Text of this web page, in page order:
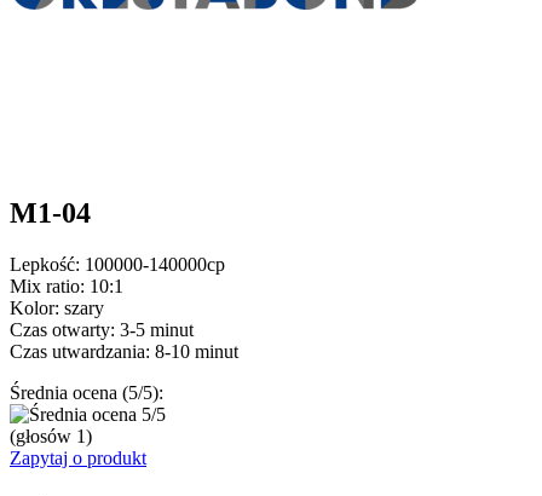
M1-04
Lepkość: 100000-140000cp
Mix ratio: 10:1
Kolor: szary
Czas otwarty: 3-5 minut
Czas utwardzania: 8-10 minut
Średnia ocena (5/5):
(głosów 1)
Zapytaj o produkt